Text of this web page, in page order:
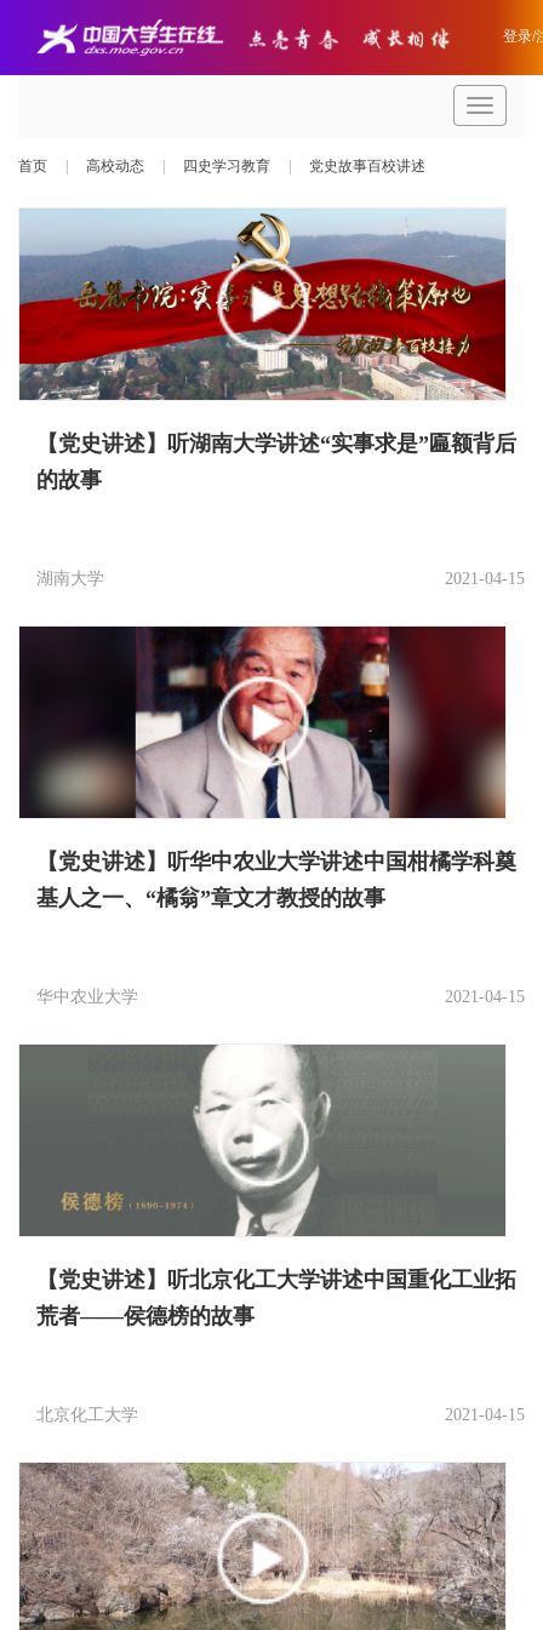
登录/
导
航
首页
高校动态 四史学习教育 党史故事百校讲述
【党史讲述】听湖南大学讲述“实事求是”匾额背后
的故事
湖南大学 2021-04-15
【党史讲述】听华中农业大学讲述中国柑橘学科奠
基人之一、“橘翁”章文才教授的故事
华中农业大学 2021-04-15
【党史讲述】听北京化工大学讲述中国重化工业拓
荒者——侯德榜的故事
北京化工大学 2021-04-15